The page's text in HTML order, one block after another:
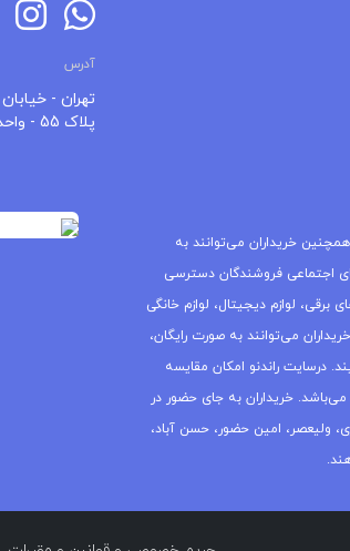
آدرس
تهران -
پلاک 55 - واحد 9
خریداران می‌توانند به
اجتماعی فروشندگان دسترسی
لوازم دیجیتال، لوازم خانگی
می‌توانند به صورت رایگان،
درسایت راندنو امکان مقایسه
می‌باشد. خریداران به جای حضور در
ولیعصر، امین حضور، حسن آباد،